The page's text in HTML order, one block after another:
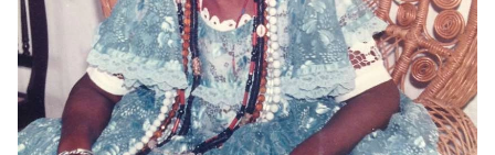
Apoie a Brasil de Direitos
A [BD] conta as histórias de quem defende
direitos humanos no Brasil. Para continuar,
esse trabalho precisa da sua doação!
VEJA COMO APOIAR!